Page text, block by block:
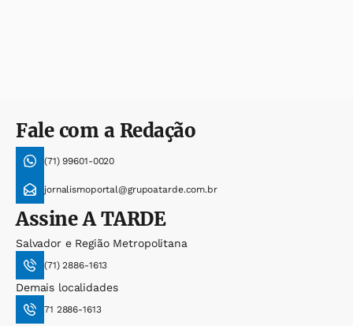
Fale com a Redação
(71) 99601-0020
jornalismoportal@grupoatarde.com.br
AssineA TARDE
Salvador e Região Metropolitana
(71) 2886-1613
Demais localidades
71 2886-1613